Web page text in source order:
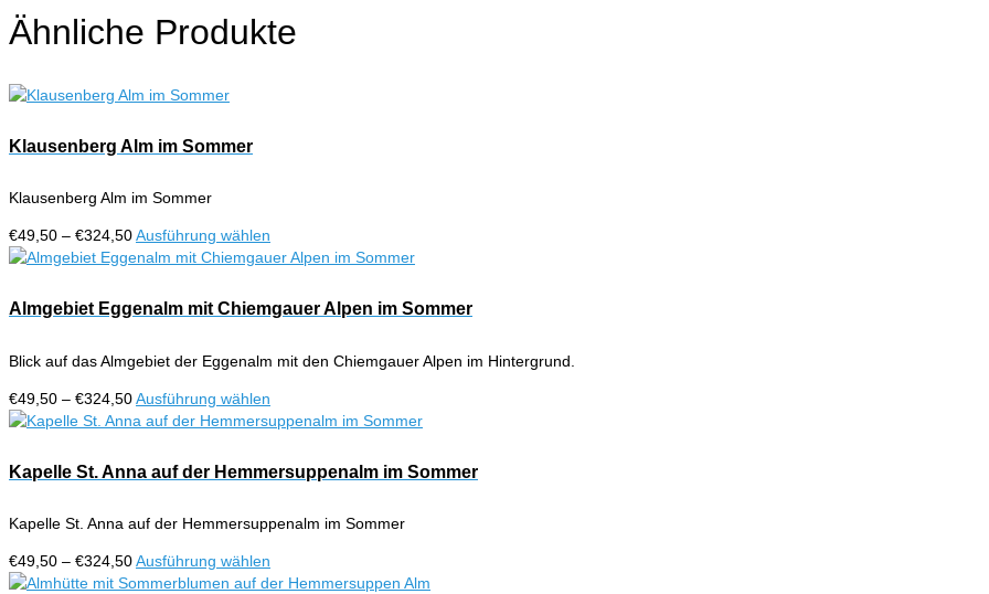
Frühling
mit
Zahmen
Menge
Ähnliche Produkte
Klausenberg Alm im Sommer
Klausenberg Alm im Sommer
€49,50 – €324,50Preisspanne:
€49,50
€324,50
Ausführung wählen
Produkt
mehrere
Varianten
Die
können
auf
Produktseite
werden
Almgebiet Eggenalm mit Chiemgauer Alpen im Sommer
Blick auf das Almgebiet der Eggenalm mit den Chiemgauer Alpen im Hintergrund.
€49,50 – €324,50Preisspanne:
€49,50
€324,50
Ausführung wählen
Produkt
Varianten
Die
können
Kapelle St. Anna auf der Hemmersuppenalm im Sommer
Kapelle St. Anna auf der Hemmersuppenalm im Sommer
€49,50 – €324,50Preisspanne:
€49,50
Ausführung wählen
Produkt